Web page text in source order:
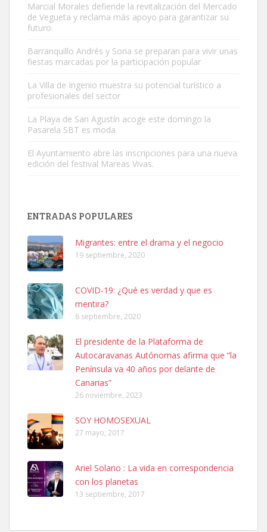
Gato manso encontrado
Este gato macho ha aparecido en la calle hace menos de un mes,
es muy manso y extremadamente cari...
Busco adopción responsable para mi perra. Pastor alemán,
Leales.org » Gran Canaria | 6.7.2025
SHIBA PERDIDO AVDA JOSE MESA Y LOPEZ
PERRO MACHO RAZA SHIBA CON MICROCHIP PERDIDO HOY
06/07/2025 ZONA MESA Y LOPEZ. ES MUY ASUSTADIZO
Leales.org » Gran Canaria
Ninfa perdida
El día 5 se los perdió una ninfa papillera, asustada tiene miedo a la
Marcial Morales defiende la revitalización del Mercado
de Vegueta y reclama más apoyo para garantizar su
futuro.
Barranquillo Andrés y Soria se preparan para vivir unas
fiestas marcadas por la participación popular
La Villa de Ingenio muestra su potencial turístico a
profesionales del sector
La Playa de San Agustín acoge este domingo la
Pasarela SBT es moda
El Ayuntamiento abre las inscripciones para una nueva
edición del festival Mareas Vivas.
ENTRADAS POPULARES
Migrantes: entre el drama y el negocio
19 septiembre, 2020
COVID-19: ¿Qué es verdad y que es
mentira?
6 septiembre, 2020
El presidente de la Plataforma de
Autocaravanas Autónomas afirma que “la
Península va 40 años por delante de
Canarias”
26 noviembre, 2023
SOY HOMOSEXUAL
27 mayo, 2017
Ariel Solano : La vida en correspondencia
con los planetas
13 septiembre, 2017